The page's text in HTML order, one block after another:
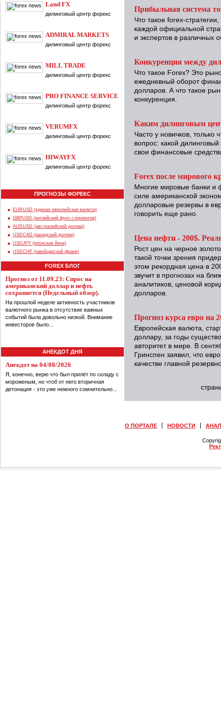
Land FX
дилинговый центр форекс
ADMIRAL MARKETS
дилинговый центр форекс
MILL TRADE
дилинговый центр форекс
PRO FINANCE SERVICE
дилинговый центр форекс
VERUMFX
дилинговый центр форекс
HIWAYFX
дилинговый центр форекс
ПРОГНОЗЫ ФОРЕКС
EURUSD (единая европейская валюта)
GBPUSD (английский фунт стерлингов)
AUDUSD (австралийский доллар)
USDCAD (канадский доллар)
USDJPY (японская йена)
USDCHF (швейцарский франк)
FOREX БЛОГ
Прогноз от 11.09.23: Спрос на
американский доллар и нефть
сохраняется (Недельный обзор).
На прошлой неделе активность участников
валютного рынка в отсутствие важных
событий была довольно низкой. Внимание
инвесторов было...
АНЕКДОТ ДНЯ
Анекдот на 04/08/2026
Я, конечно, верю что был прилёт по складу с
мороженым, но чтоб от него вторичная
детонация - это уже немного сомнительно...
Прибыльная система
Что такое forex-
каждой официальной
и экспертов в различных
Конкуренция между
Что такое Forex? Это
ежедневный оборот
долларов. А что такое
конкуренция.
Каким дилинговым
Часто у новичков,
вопрос: какой
свои финансовые
Forex после мирового
Многие мировые банки и
силе американской
долларовые резервы в
говорить еще рано.
Цена нефти - 200$.
Рост цен на черное
такой точки зрения
этом рекордная цена в
звучит в прогнозах на
аналитиков, ценовой
долларов.
Прогноз курса евро на
Европейская валюта,
доллару, за годы
авторитет в мире. В
Гринспен заявил, что
качестве главной
О ПОРТАЛЕ НОВОСТИ